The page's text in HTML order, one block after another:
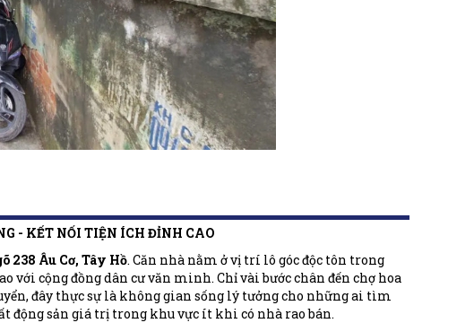
- KẾT NỐI TIỆN ÍCH ĐỈNH CAO
238 Âu Cơ, Tây Hồ. Căn nhà nằm ở vị trí lô góc độc tôn trong
với cộng đồng dân cư văn minh. Chỉ vài bước chân đến chợ hoa
đây thực sự là không gian sống lý tưởng cho những ai tìm
động sản giá trị trong khu vực ít khi có nhà rao bán.